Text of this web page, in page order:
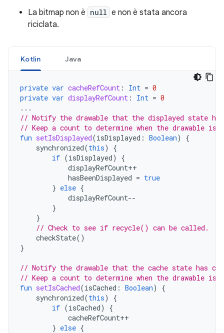
La bitmap non è null e non è stata ancora
riciclata.
Kotlin Java
private var cacheRefCount : Int = 0
private var displayRefCount : Int = 0
...
// Notify the drawable that the displayed state has
// Keep a count to determine when the drawable is
fun setIsDisplayed(isDisplayed : Boolean)
{
synchronized(this)
{
if (isDisplayed)
{
displayRefCount++
hasBeenDisplayed = true
} else {
displayRefCount--
}
}
// Check to see if recycle() can be called.
checkState()
}
// Notify the drawable that the cache state has
// Keep a count to determine when the drawable is
fun setIsCached(isCached : Boolean)
{
synchronized(this)
{
if (isCached)
{
cacheRefCount++
} else {